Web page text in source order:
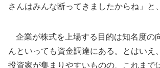
さんはみんな断ってきましたからね」と
企業が株式を上場する目的は知名度の
んといっても資金調達にある。とはいえ
投資家が集まりやすいものの、これまで